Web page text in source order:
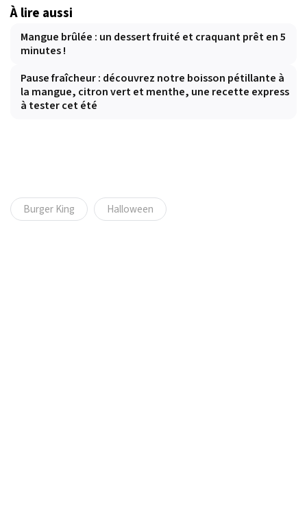
À lire aussi
Mangue brûlée : un dessert fruité et craquant prêt en 5
minutes !
Pause fraîcheur : découvrez notre boisson pétillante à
la mangue, citron vert et menthe, une recette express
à tester cet été
Burger King Halloween